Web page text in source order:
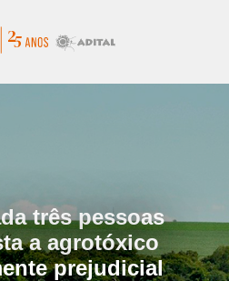
três pessoas
a agrotóxico
prejudicial